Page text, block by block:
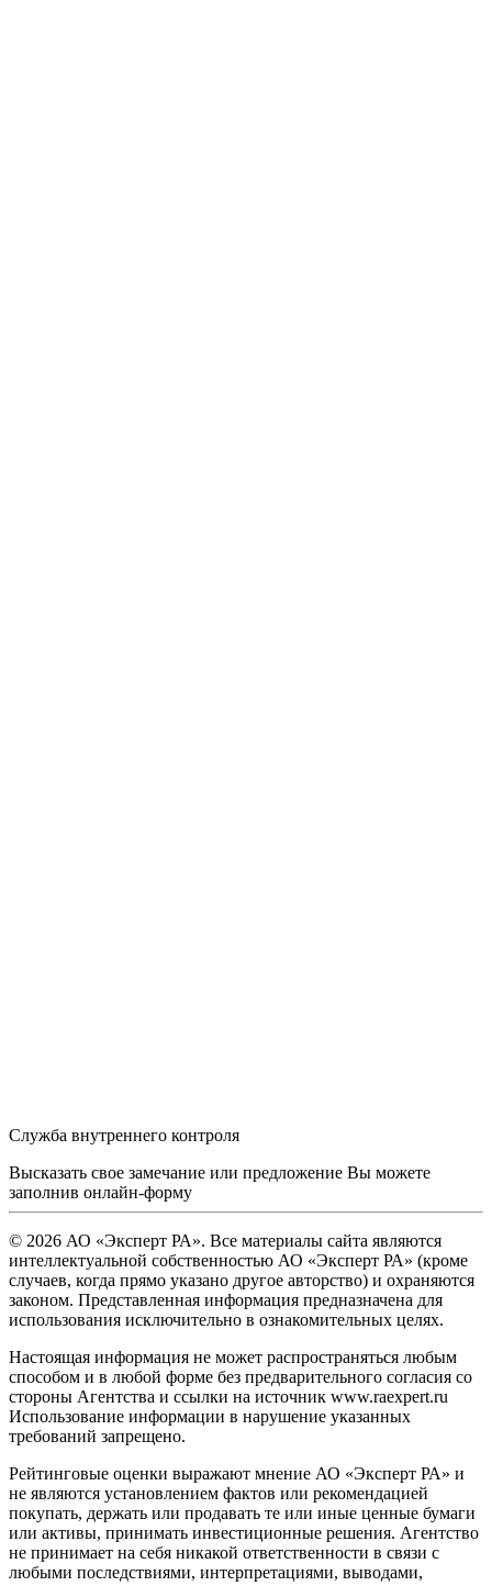
Служба внутреннего контроля
Высказать свое замечание или предложение Вы можете
заполнив онлайн-форму
© 2026 АО «Эксперт РА». Все материалы сайта являются
интеллектуальной собственностью АО «Эксперт РА» (кроме
случаев, когда прямо указано другое авторство) и охраняются
законом. Представленная информация предназначена для
использования исключительно в ознакомительных целях.
Настоящая информация не может распространяться любым
способом и в любой форме без предварительного согласия со
стороны Агентства и ссылки на источник www.raexpert.ru
Использование информации в нарушение указанных
требований запрещено.
Рейтинговые оценки выражают мнение АО «Эксперт РА» и
не являются установлением фактов или рекомендацией
покупать, держать или продавать те или иные ценные бумаги
или активы, принимать инвестиционные решения. Агентство
не принимает на себя никакой ответственности в связи с
любыми последствиями, интерпретациями, выводами,